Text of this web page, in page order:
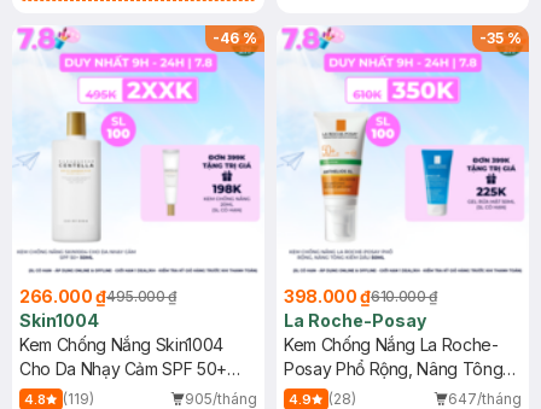
25ml (SL Có Hạn)
-46%
266.000 ₫495.000 ₫
Skin1004
Kem Chống Nắng Skin1004
Cho Da Nhạy Cảm SPF 50+
50ml
4.8 (119)
905/tháng
-35%
398.000 ₫610.000 ₫
La Roche-Posay
Kem Chống Nắng La Roche-
Posay Phổ Rộng, Nâng Tông
Kiềm Dầu 50ml
4.9 (28)
647/tháng